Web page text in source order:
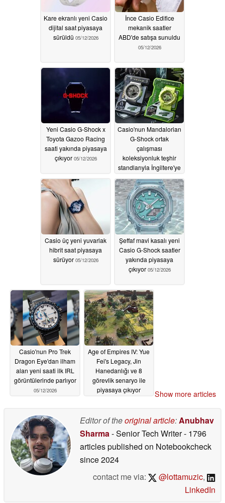
Kare ekranlı yeni Casio
dijital saat piyasaya
sürüldü 05/12/2026
İnce Casio Edifice
mekanik saatler
ABD'de satışa sunuldu
05/12/2026
Yeni Casio G-Shock x
Toyota Gazoo Racing
saati yakında piyasaya
çıkıyor 05/12/2026
Casio'nun Mandalorian
G-Shock ortak
çalışması
koleksiyonluk teşhir
standlarıyla İngiltere'ye
05/12/2026
Casio üç yeni yuvarlak
hibrit saat piyasaya
sürüyor 05/12/2026
Şeffaf mavi kasalı yeni
Casio G-Shock saatler
yakında piyasaya
çıkıyor 05/12/2026
Casio'nun Pro Trek
Dragon Eye'dan ilham
alan yeni saati ilk IRL
görüntülerinde parlıyor
05/12/2026
Age of Empires IV: Yue
Fei's Legacy, Jin
Hanedanlığı ve 8
görevlik senaryo ile
piyasaya çıkıyor
Show more articles
Editor of theoriginal article:Anubhav
Sharma- Senior Tech Writer- 1796
articles published on Notebookcheck
since 2024
contact me via:
@lottamuzic,
LinkedIn